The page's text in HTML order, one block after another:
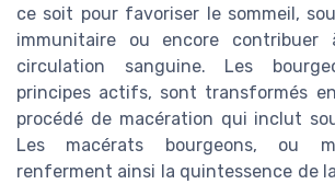
ce soit pour favoriser le sommeil,
immunitaire ou encore contribuer
circulation sanguine. Les
principes actifs, sont transformés
procédé de macération qui inclut
Les macérats bourgeons, ou
renferment ainsi la quintessence de